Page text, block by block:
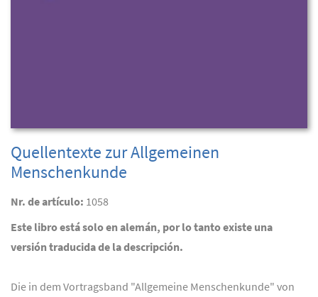
Quellentexte zur Allgemeinen
Menschenkunde
Nr. de artículo: 1058
Este libro está solo en alemán, por lo tanto existe una
versión traducida de la descripción.
Die in dem Vortragsband "Allgemeine Menschenkunde" von